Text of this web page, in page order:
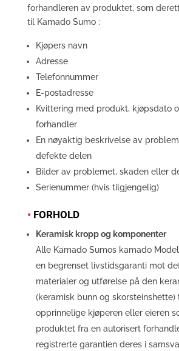
forhandleren av produktet, som
til Kamado Sumo :
Kjøpers navn
Adresse
Telefonnummer
E-postadresse
Kvittering med produkt, kjøpsdato
forhandler
En nøyaktig beskrivelse av
defekte delen
Bilder av problemet, skaden eller
Serienummer (hvis tilgjengelig)
• FORHOLD
Keramisk kropp og komponenter
Alle Kamado Sumos kamado
en begrenset livstidsgaranti mot
materialer og utførelse på den
(keramisk bunn og skorsteinshette)
opprinnelige kjøperen eller eieren
produktet fra en autorisert
registrerte garantien deres i